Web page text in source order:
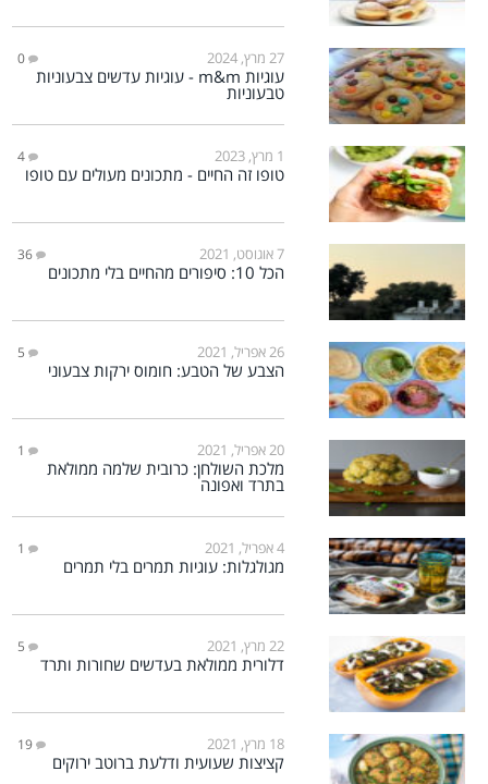
27 מרץ, 2024 0
עוגיות m&m - עוגיות עדשים צבעוניות
טבעוניות
1 מרץ, 2023 4
טופו זה החיים - מתכונים מעולים עם טופו
7 אוגוסט, 2021 36
הכל 10: סיפורים מהחיים בלי מתכונים
26 אפריל, 2021 5
הצבע של הטבע: חומוס ירקות צבעוני
20 אפריל, 2021 1
מלכת השולחן: כרובית שלמה ממולאת
בתרד ואפונה
4 אפריל, 2021 1
מגולגלות: עוגיות תמרים בלי תמרים
22 מרץ, 2021 5
דלורית ממולאת בעדשים שחורות ותרד
18 מרץ, 2021 19
קציצות שעועית ודלעת ברוטב ירוקים